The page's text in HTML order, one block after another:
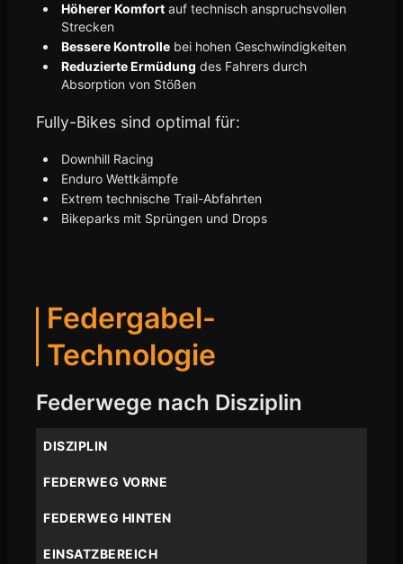
Höherer Komfort auf technisch anspruchsvollen
Strecken
Bessere Kontrolle bei hohen Geschwindigkeiten
Reduzierte Ermüdung des Fahrers durch
Absorption von Stößen
Fully-Bikes sind optimal für:
Downhill Racing
Enduro Wettkämpfe
Extrem technische Trail-Abfahrten
Bikeparks mit Sprüngen und Drops
Federgabel-
Technologie
Federwege nach Disziplin
DISZIPLIN
FEDERWEG VORNE
FEDERWEG HINTEN
EINSATZBEREICH